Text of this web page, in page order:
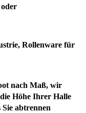
Rollenware für
nach Maß, wir
Höhe Ihrer Halle
Sie abtrennen